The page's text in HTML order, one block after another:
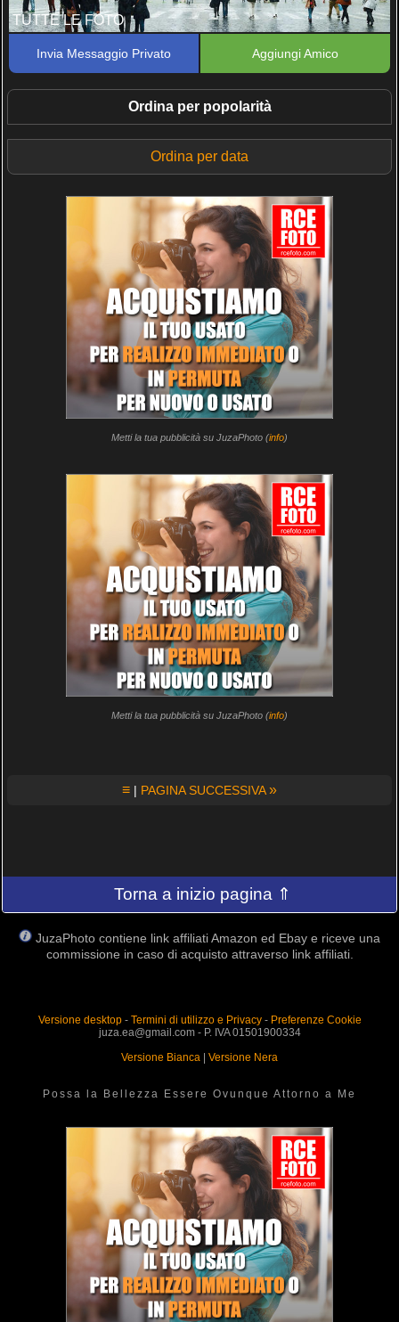
TUTTE LE FOTO
Invia Messaggio Privato Aggiungi Amico
Ordina per popolarità
Ordina per data
Metti la tua pubblicità su JuzaPhoto (info)
Metti la tua pubblicità su JuzaPhoto (info)
≡ | PAGINA SUCCESSIVA»
Torna a inizio pagina ⇑
JuzaPhoto contiene link affiliati Amazon ed Ebay e riceve una
commissione in caso di acquisto attraverso link affiliati.
Versione desktop- Termini di utilizzo e Privacy- Preferenze Cookie
juza.ea@gmail.com - P. IVA 01501900334
Versione Bianca
Versione Nera
Possa la Bellezza Essere Ovunque Attorno a Me